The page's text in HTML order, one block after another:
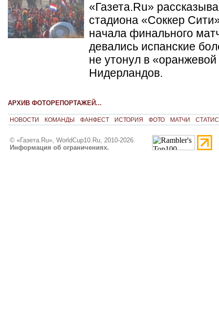
«Газета.Ru»
стадиона «Соккер
начала финального
девались испанские
не утонул в
Нидерландов.
АРХИВ ФОТОРЕПОРТАЖЕЙ...
НОВОСТИ КОМАНДЫ ФАНФЕСТ ИСТОРИЯ ФОТО МАТЧИ
© «Газета.Ru», WorldCup10.Ru, 2010-2026.
Информация об ограничениях.